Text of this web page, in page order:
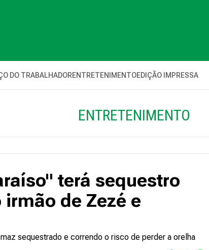
DO TRABALHADORENTRETENIMENTOEDIÇÃO IMPRESSA
ENTRETENIMENTO
terá sequestro
de Zezé e
sequestrado e correndo o risco de perder a orelha